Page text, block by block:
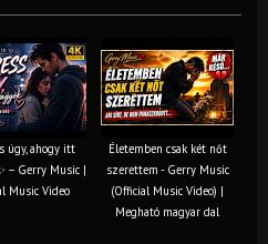
úgy, ahogy itt
– Gerry Music |
Music Video
Életemben csak két nőt
szerettem - Gerry Music
(Official Music Video) |
Megható magyar dal